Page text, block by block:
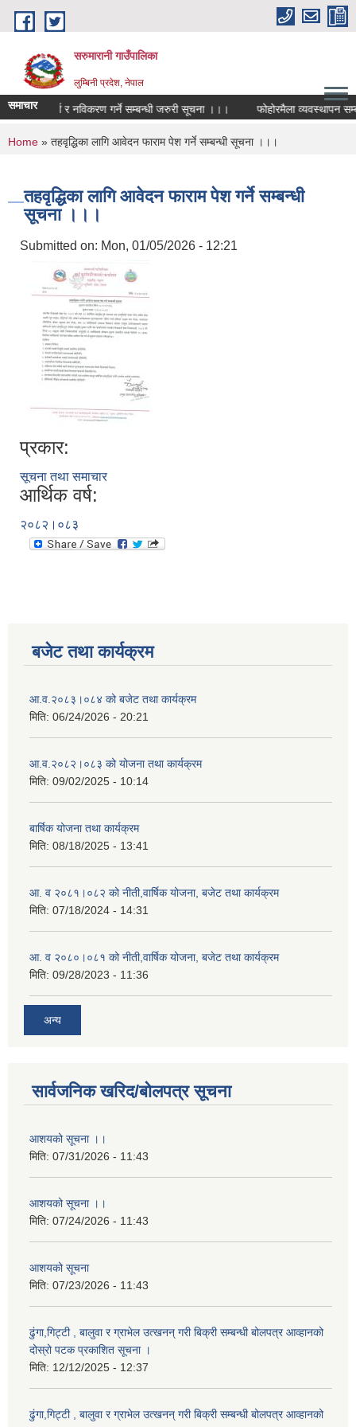
Skip to main content
सरुमारानी गाउँपालिका
लुम्बिनी प्रदेश, नेपाल
समाचार
व्यावसाय दर्ता र नविकरण गर्ने सम्बन्धी जरुरी सूचना ।।। फोहोरमैला व्यवस्थापन
You are here
Home » तहवृद्धिका लागि आवेदन फाराम पेश गर्ने सम्बन्धी सूचना ।।।
तहवृद्धिका लागि आवेदन फाराम पेश गर्ने सम्बन्धी
सूचना ।।।
Submitted on: Mon, 01/05/2026 - 12:21
प्रकार:
सूचना तथा समाचार
आर्थिक वर्ष:
२०८२।०८३
बजेट तथा कार्यक्रम
आ.व.२०८३।०८४ को बजेट तथा कार्यक्रम
मिति: 06/24/2026 - 20:21
आ.व.२०८२।०८३ को योजना तथा कार्यक्रम
मिति: 09/02/2025 - 10:14
बार्षिक योजना तथा कार्यक्रम
मिति: 08/18/2025 - 13:41
आ. व २०८१।०८२ को नीती,वार्षिक योजना, बजेट तथा कार्यक्रम
मिति: 07/18/2024 - 14:31
आ. व २०८०।०८१ को नीती,वार्षिक योजना, बजेट तथा कार्यक्रम
मिति: 09/28/2023 - 11:36
अन्य
सार्वजनिक खरिद/बोलपत्र सूचना
आशयको सूचना ।।
मिति: 07/31/2026 - 11:43
आशयको सूचना ।।
मिति: 07/24/2026 - 11:43
आशयको सूचना
मिति: 07/23/2026 - 11:43
ढुंगा,गिट्टी , बालुवा र ग्राभेल उत्खनन् गरी बिक्री सम्बन्धी बोलपत्र आव्हानको
दोस्रो पटक प्रकाशित सूचना ।
मिति: 12/12/2025 - 12:37
ढुंगा,गिट्टी , बालुवा र ग्राभेल उत्खनन् गरी बिक्री सम्बन्धी बोलपत्र आव्हानको